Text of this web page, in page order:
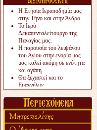
Η Ετήσια Ιεραποδημία μας
στην Τήνο και στην Άνδρο.
Το Ιερό
Δεκαπενταλείτουργο της
Παναγίας μας.
Η παρουσία του λειψάνου
του Αγίου στην ενορία μας
μάς καλεί ακόμη σε ενότητα
και αγάπη.
Θα ξεχαστεί και το
Ευαγγέλιο;
«πολύ αργά».
Ζητείται....